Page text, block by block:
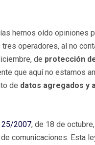
hemos oído opiniones
operadores, al no
de protección
que aquí no estamos
de datos agregados y
25/2007, de 18 de
comunicaciones. Esta